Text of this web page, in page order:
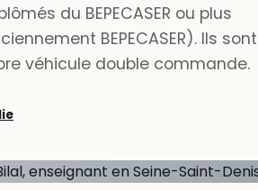
du BEPECASER ou plus
BEPECASER). Ils sont
véhicule double commande.